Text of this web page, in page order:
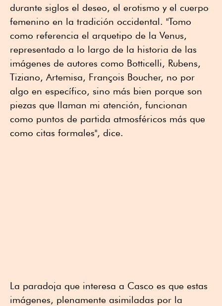
durante siglos el deseo, el erotismo y el cuerpo
femenino en la tradición occidental. "Tomo
como referencia el arquetipo de la Venus,
representado a lo largo de la historia de las
imágenes de autores como Botticelli, Rubens,
Tiziano, Artemisa, François Boucher, no por
algo en específico, sino más bien porque son
piezas que llaman mi atención, funcionan
como puntos de partida atmosféricos más que
como citas formales", dice.
La paradoja que interesa a Casco es que estas
imágenes, plenamente asimiladas por la